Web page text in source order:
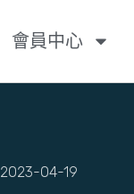
會員中心
2023-04-19